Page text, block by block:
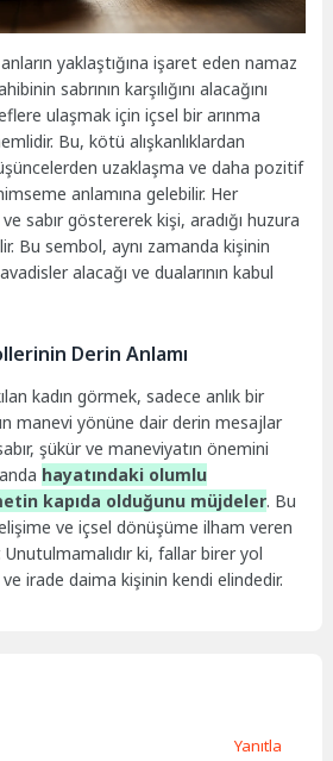
yaklaştığına işaret eden namaz
sabrının karşılığını alacağını
ulaşmak için içsel bir arınma
Bu, kötü alışkanlıklardan
uzaklaşma ve daha pozitif
anlamına gelebilir. Her
sabır göstererek kişi, aradığı huzura
Bu sembol, aynı zamanda kişinin
alacağı ve dualarının kabul
Derin Anlamı
kadın görmek, sadece anlık bir
manevi yönüne dair derin mesajlar
şükür ve maneviyatın önemini
hayatındaki olumlu
kapıda olduğunu müjdeler. Bu
ve içsel dönüşüme ilham veren
ki, fallar birer yol
irade daima kişinin kendi elindedir.
Yanıtla